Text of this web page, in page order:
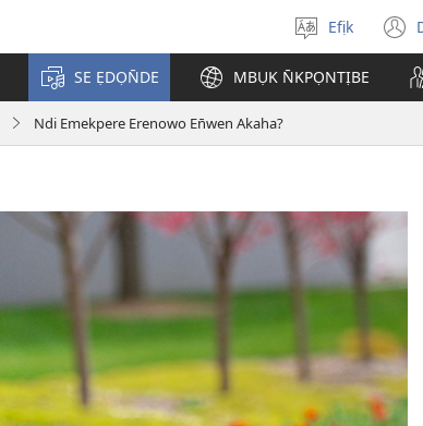
Mek
usem
Efịk
SE ẸDỌN̄DE MBỤK N̄KPỌNTỊBE
Ndi Emekpere Erenowo En̄wen Akaha?